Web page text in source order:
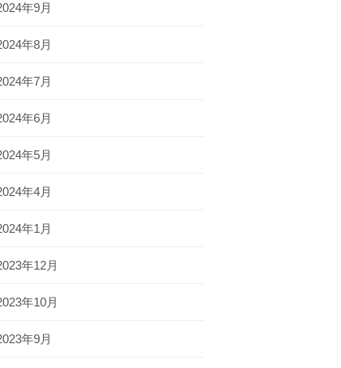
年9月
年8月
年7月
年6月
年5月
年4月
年1月
年12月
年10月
年9月